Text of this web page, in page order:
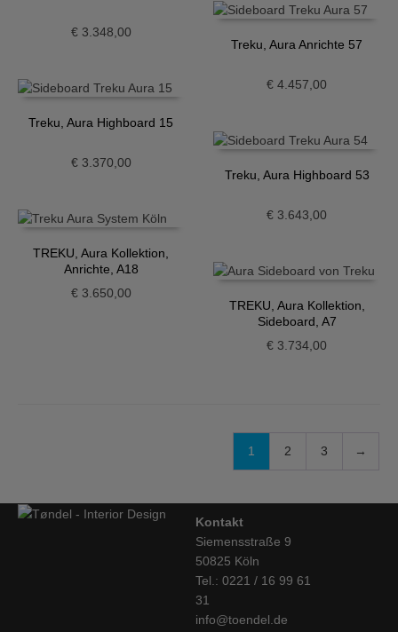
€3.348,00
Treku, Aura Anrichte 57
€ 4.457,00
Treku, Aura Highboard 15
€3.370,00
Treku, Aura Highboard 53
€ 3.643,00
TREKU, Aura Kollektion,
Anrichte, A18
€3.650,00
TREKU, Aura Kollektion,
Sideboard, A7
€ 3.734,00
1 2 3 →
Kontakt
Siemensstraße 9
50825 Köln
Tel.: 0221 / 16 99 61
31
info@toendel.de